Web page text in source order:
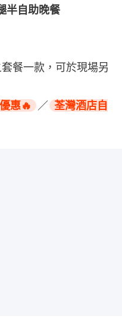
半自助晚餐
餐一款，可於現場另
惠🔥 ／ 荃灣酒店自